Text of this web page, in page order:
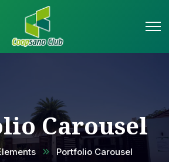
Carousel
Portfolio Carousel